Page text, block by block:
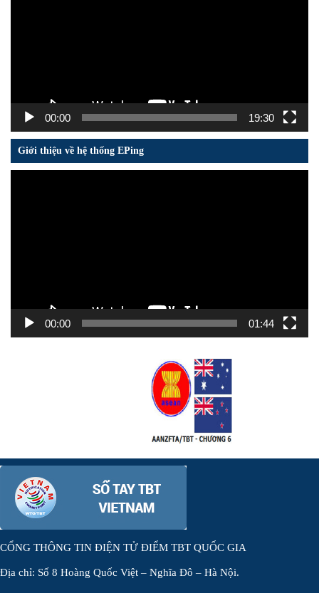
00:00 19:30
Giới thiệu về hệ thống EPing
00:00 01:44
CỔNG THÔNG TIN ĐIỆN TỬ ĐIỂM TBT QUỐC GIA
Địa chỉ: Số 8 Hoàng Quốc Việt – Nghĩa Đô – Hà Nội.